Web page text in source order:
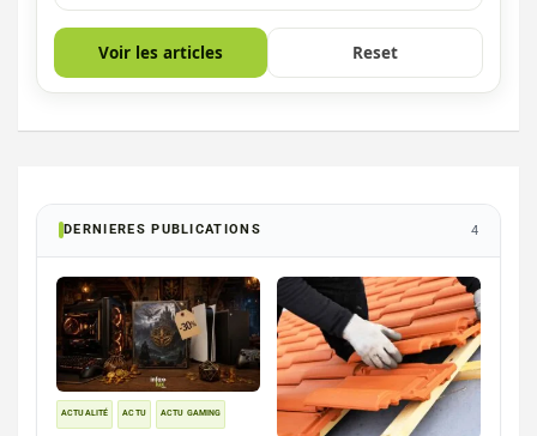
Voir les articles Reset
DERNIERES PUBLICATIONS 4
ACTUALITÉ ACTU ACTU GAMING